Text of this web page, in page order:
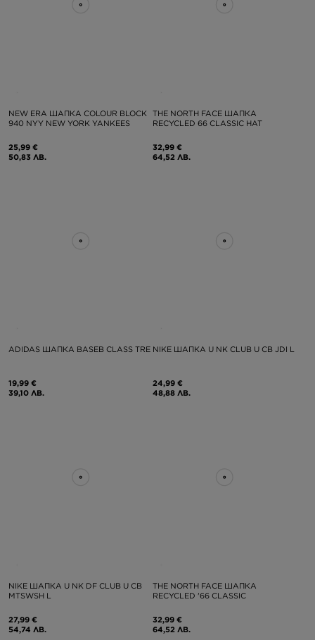
NEW ERA ШАПКА COLOUR BLOCK
940 NYY NEW YORK YANKEES
25,99 €
50,83 ЛВ.
THE NORTH FACE ШАПКА
RECYCLED 66 CLASSIC HAT
32,99 €
64,52 ЛВ.
ADIDAS ШАПКА BASEB CLASS TRE
19,99 €
39,10 ЛВ.
NIKE ШАПКА U NK CLUB U CB JDI L
24,99 €
48,88 ЛВ.
NIKE ШАПКА U NK DF CLUB U CB
MTSWSH L
27,99 €
54,74 ЛВ.
THE NORTH FACE ШАПКА
RECYCLED '66 CLASSIC
32,99 €
64,52 ЛВ.